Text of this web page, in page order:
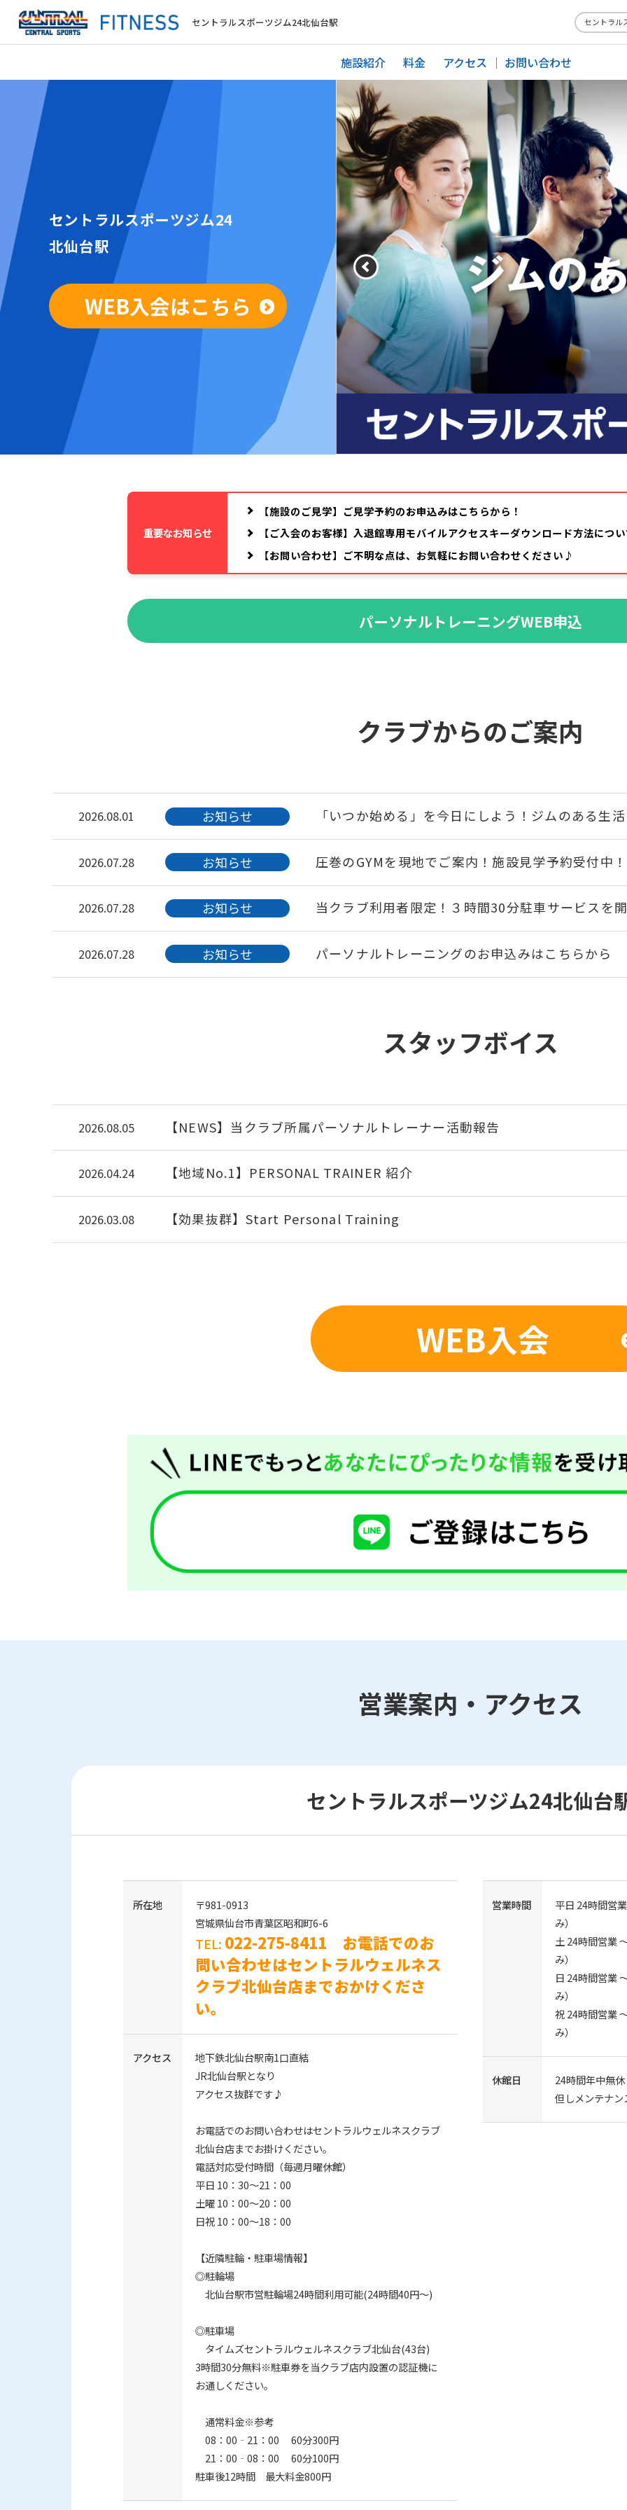
セントラルスポーツジム24北仙台駅 セントラル
施設紹介 料金 アクセス お問い合わせ
セントラルスポーツジム24
北仙台駅
WEB入会はこちら
重要なお知らせ
【施設のご見学】ご見学予約のお申込みはこちらから！
【ご入会のお客様】入退館専用モバイルアクセスキーダウンロード方法につ
【お問い合わせ】ご不明な点は、お気軽にお問い合わせください♪
パーソナルトレーニングWEB申込
クラブからのご案内
2026.08.01 お知らせ 「いつか始める」を今日にしよう！ジムのある生
2026.07.28 お知らせ 圧巻のGYMを現地でご案内！施設見学予約受付中
2026.07.28 お知らせ 当クラブ利用者限定！３時間30分駐車サービスを
2026.07.28 お知らせ パーソナルトレーニングのお申込みはこちらから
ジム24北仙台は16歳からご入会可能です！
スタッフボイス
2026.08.05 【NEWS】当クラブ所属パーソナルトレーナー活動報告
2026.04.24 【地域No.1】PERSONAL TRAINER 紹介
2026.03.08 【効果抜群】Start Personal Training
WEB入会
営業案内・アクセス
セントラルスポーツジム24北仙台
所在地
〒981-0913
宮城県仙台市青葉区昭和町6-6
TEL: 022-275-8411 お電話でのお
問い合わせはセントラルウェルネス
クラブ北仙台店までおかけくださ
い。
アクセス
地下鉄北仙台駅南1口直結
JR北仙台駅となり
アクセス抜群です♪
お電話でのお問い合わせはセントラルウェルネスクラブ
北仙台店までお掛けください。
電話対応受付時間（毎週月曜休館）
平日 10：30～21：00
土曜 10：00～20：00
日祝 10：00～18：00
【近隣駐輪・駐車場情報】
◎駐輪場
北仙台駅市営駐輪場24時間利用可能(24時間40円～)
◎駐車場
タイムズセントラルウェルネスクラブ北仙台(43台)
3時間30分無料※駐車券を当クラブ店内設置の認証機に
お通しください。
通常料金※参考
08：00‐21：00 60分300円
21：00‐08：00 60分100円
駐車後12時間 最大料金800円
営業時間
平日 24時間営
み）
土 24時間営業
み）
日 24時間営業
み）
祝 24時間営業
み）
休館日
24時間年中無休
但しメンテナ
For foreigners
Central Sports official website is
automatically translated into
English. Click the link below (start
automatic translation) to return to
However, if you use an automatic
The translation may differ from the
the service.